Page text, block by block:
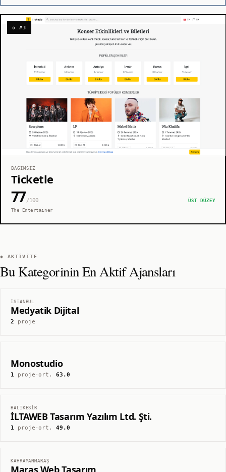
◇ #3
BAĞIMSIZ
Ticketle
77/100
ÜST DÜZEY
The Entertainer
◆ AKTIVITE
Bu Kategorinin En Aktif Ajansları
İSTANBUL
Medyatik Dijital
2 proje
Monostudio
1proje ·ort.63.0
BALIKESIR
İLTAWEB Tasarım Yazılım Ltd. Şti.
1proje ·ort.49.0
KAHRAMANMARAŞ